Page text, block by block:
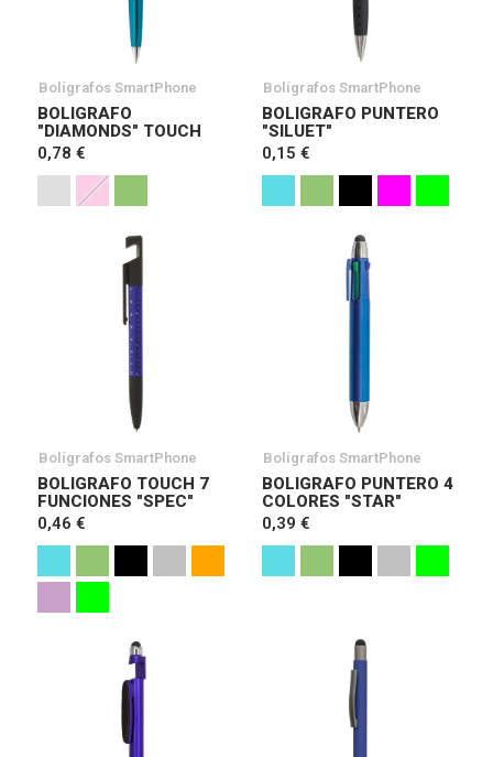
Bolígrafos SmartPhone
BOLIGRAFO
"DIAMONDS" TOUCH
0,78 €
Bolígrafos SmartPhone
BOLIGRAFO PUNTERO
"SILUET"
0,15 €
Bolígrafos SmartPhone
BOLIGRAFO TOUCH 7
FUNCIONES "SPEC"
0,46 €
Bolígrafos SmartPhone
BOLIGRAFO PUNTERO 4
COLORES "STAR"
0,39 €